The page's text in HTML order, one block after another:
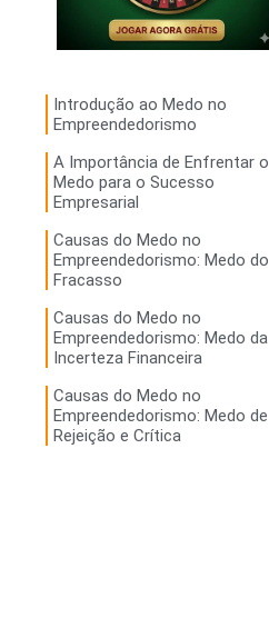
Introdução ao Medo no
Empreendedorismo
A Importância de Enfrentar o
Medo para o Sucesso
Empresarial
Causas do Medo no
Empreendedorismo: Medo do
Fracasso
Causas do Medo no
Empreendedorismo: Medo da
Incerteza Financeira
Causas do Medo no
Empreendedorismo: Medo de
Rejeição e Crítica